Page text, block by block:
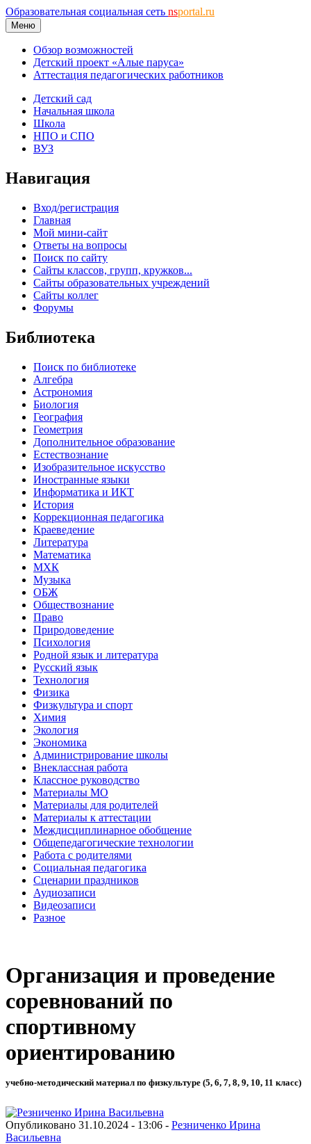
Образовательная социальная сеть nsportal.ru
Меню
Обзор возможностей
Детский проект «Алые паруса»
Аттестация педагогических работников
Детский сад
Начальная школа
Школа
НПО и СПО
ВУЗ
Навигация
Вход/регистрация
Главная
Мой мини-сайт
Ответы на вопросы
Поиск по сайту
Сайты классов, групп, кружков...
Сайты образовательных учреждений
Сайты коллег
Форумы
Библиотека
Поиск по библиотеке
Алгебра
Астрономия
Биология
География
Геометрия
Дополнительное образование
Естествознание
Изобразительное искусство
Иностранные языки
Информатика и ИКТ
История
Коррекционная педагогика
Краеведение
Литература
Математика
МХК
Музыка
ОБЖ
Обществознание
Право
Природоведение
Психология
Родной язык и литература
Русский язык
Технология
Физика
Физкультура и спорт
Химия
Экология
Экономика
Администрирование школы
Внеклассная работа
Классное руководство
Материалы МО
Материалы для родителей
Материалы к аттестации
Междисциплинарное обобщение
Общепедагогические технологии
Работа с родителями
Социальная педагогика
Сценарии праздников
Аудиозаписи
Видеозаписи
Разное
Организация и проведение
соревнований по
спортивному
ориентированию
учебно-методический материал по физкультуре (5, 6, 7, 8, 9, 10, 11 класс)
Опубликовано 31.10.2024 - 13:06 - Резниченко Ирина
Васильевна